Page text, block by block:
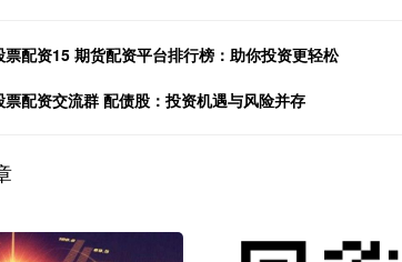
票配资15 期货配资平台排行榜：助你投资更轻松
票配资交流群 配债股：投资机遇与风险并存